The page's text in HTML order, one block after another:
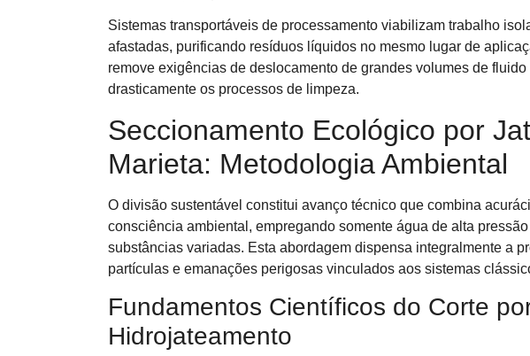
Sistemas transportáveis de processamento viabilizam trabalho
afastadas, purificando resíduos líquidos no mesmo lugar de
remove exigências de deslocamento de grandes volumes de
drasticamente os processos de limpeza.
Seccionamento Ecológico por
Marieta: Metodologia Ambiental
O divisão sustentável constitui avanço técnico que combina
consciência ambiental, empregando somente água de alta
substâncias variadas. Esta abordagem dispensa integralmente a
partículas e emanações perigosas vinculados aos sistemas
Fundamentos Científicos do Corte
Hidrojateamento